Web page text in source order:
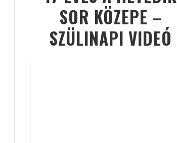
SOR KÖZEPE –
SZÜLINAPI VIDEÓ